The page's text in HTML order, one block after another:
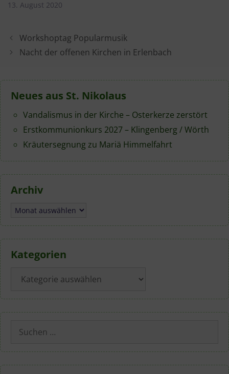
13. August 2020
Workshoptag Popularmusik
Nacht der offenen Kirchen in Erlenbach
Neues aus St. Nikolaus
Vandalismus in der Kirche – Osterkerze zerstört
Erstkommunionkurs 2027 – Klingenberg / Wörth
Kräutersegnung zu Mariä Himmelfahrt
Archiv
Archiv
Kategorien
Suchen
nach: